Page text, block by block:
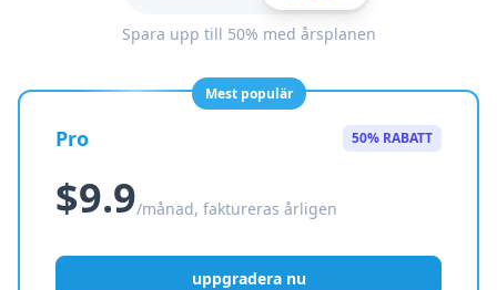
Spara upp till 50% med årsplanen
Mest populär
Pro 50% RABATT
$9.9/månad, faktureras årligen
uppgradera nu